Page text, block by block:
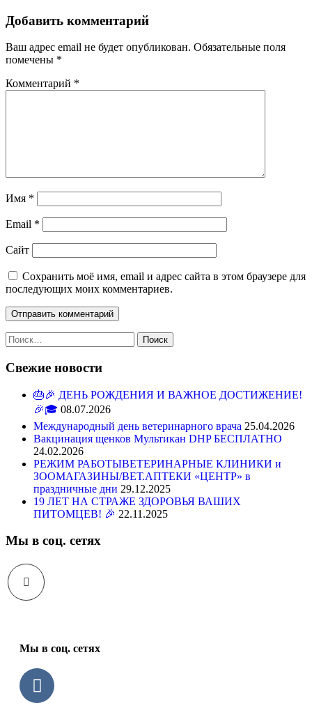
Добавить комментарий
Ваш адрес email не будет опубликован. Обязательные поля
помечены *
Комментарий *
Имя *
Email *
Сайт
Сохранить моё имя, email и адрес сайта в этом браузере для
последующих моих комментариев.
Свежие новости
🎂🎉 ДЕНЬ РОЖДЕНИЯ И ВАЖНОЕ ДОСТИЖЕНИЕ!
🎉🎓 08.07.2026
Международный день ветеринарного врача 25.04.2026
Вакцинация щенков Мультикан DHP БЕСПЛАТНО
24.02.2026
РЕЖИМ РАБОТЫВЕТЕРИНАРНЫЕ КЛИНИКИ и
ЗООМАГАЗИНЫ/ВЕТ.АПТЕКИ «ЦЕНТР» в
праздничные дни 29.12.2025
19 ЛЕТ НА СТРАЖЕ ЗДОРОВЬЯ ВАШИХ
ПИТОМЦЕВ! 🎉 22.11.2025
Мы в соц. сетях
Мы в соц. сетях